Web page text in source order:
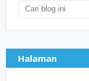
Halaman